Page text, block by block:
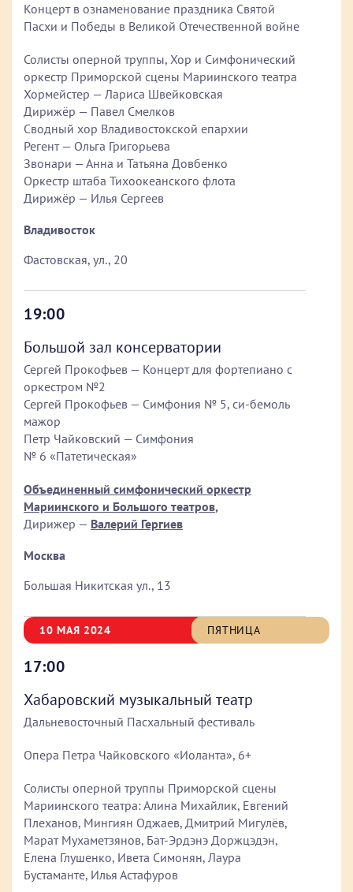
Концерт в ознаменование праздника Святой
Пасхи и Победы в Великой Отечественной войне
Солисты оперной труппы, Хор и Симфонический
оркестр Приморской сцены Мариинского театра
Хормейстер — Лариса Швейковская
Дирижёр — Павел Смелков
Сводный хор Владивостокской епархии
Регент — Ольга Григорьева
Звонари — Анна и Татьяна Довбенко
Оркестр штаба Тихоокеанского флота
Дирижёр — Илья Сергеев
Владивосток
Фастовская, ул., 20
19:00
Большой зал консерватории
Сергей Прокофьев — Концерт для фортепиано с
оркестром №2
Сергей Прокофьев — Симфония № 5, си-бемоль
мажор
Петр Чайковский — Симфония
№ 6 «Патетическая»
Объединенный симфонический оркестр
Мариинского и Большого театров,
Дирижер — Валерий Гергиев
Москва
Большая Никитская ул., 13
10 МАЯ 2024 ПЯТНИЦА
17:00
Хабаровский музыкальный театр
Дальневосточный Пасхальный фестиваль
Опера Петра Чайковского «Иоланта», 6+
Солисты оперной труппы Приморской сцены
Мариинского театра: Алина Михайлик, Евгений
Плеханов, Мингиян Оджаев, Дмитрий Мигулёв,
Марат Мухаметзянов, Бат-Эрдэнэ Доржцэдэн,
Елена Глушенко, Ивета Симонян, Лаура
Бустаманте, Илья Астафуров